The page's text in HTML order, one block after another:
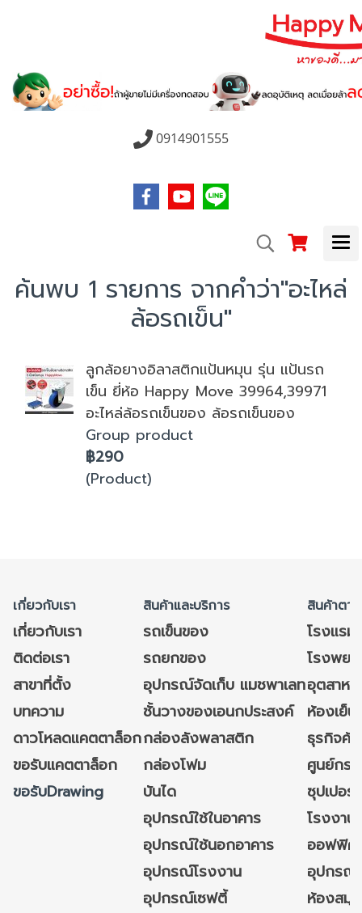
0914901555
ค้นพบ 1 รายการ จากคำว่า"อะไหล่
ล้อรถเข็น"
ลูกล้อยางอิลาสติกแป้นหมุน รุ่น แป้นรถ
เข็น ยี่ห้อ Happy Move 39964,39971
อะไหล่ล้อรถเข็นของ ล้อรถเข็นของ
Group product
฿290
(Product)
เกี่ยวกับเรา สินค้าและบริการ สินค้าตา
เกี่ยวกับเรา รถเข็นของ
โรงแร
ติดต่อเรา
รถยกของ
โรงพย
สาขาที่ตั้ง
อุปกรณ์จัดเก็บ แมชพาเลทอุตสาหก
บทความ
ชั้นวางของเอนกประสงค์
ห้องเย็
ดาวโหลดแคตตาล็อกกล่องลังพลาสติก
ธุรกิจค้
ขอรับแคตตาล็อก
กล่องโฟม
ศูนย์กร
ขอรับDrawing
บันได
ซุปเปอ
อุปกรณ์ใช้ในอาคาร
โรงงา
อุปกรณ์ใช้นอกอาคาร
ออฟฟิศ/
อุปกรณ์โรงงาน
อุปกรณ์
อุปกรณ์เซฟตี้
ห้องสมุ